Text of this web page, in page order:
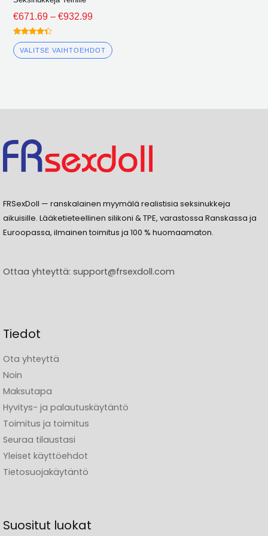
€671.69 – €932.99
Arvioitu
4.25
ulos 5
VALITSE VAIHTOEHDOT
FRSexDoll — ranskalainen myymälä realistisia seksinukkeja
aikuisille. Lääketieteellinen silikoni & TPE, varastossa Ranskassa ja
Euroopassa, ilmainen toimitus ja 100 % huomaamaton.
Ottaa yhteyttä: support@frsexdoll.com
Tiedot
Ota yhteyttä
Noin
Maksutapa
Hyvitys- ja palautuskäytäntö
Toimitus ja toimitus
Seuraa tilaustasi
Yleiset käyttöehdot
Tietosuojakäytäntö
Suositut luokat